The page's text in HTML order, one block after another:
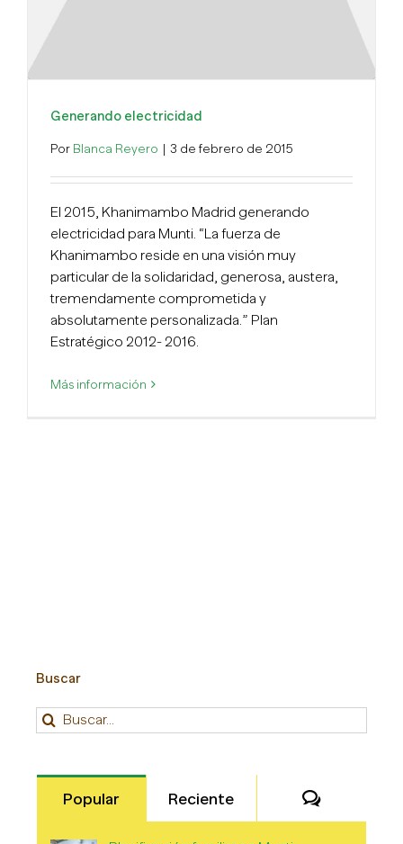
Generando electricidad
Por Blanca Reyero | 3 de febrero de 2015
El 2015, Khanimambo Madrid generando
electricidad para Munti. “La fuerza de
Khanimambo reside en una visión muy
particular de la solidaridad, generosa, austera,
tremendamente comprometida y
absolutamente personalizada.” Plan
Estratégico 2012- 2016.
Más información
Buscar
Buscar:
Popular Reciente